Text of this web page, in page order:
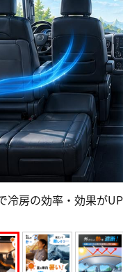
房の効率・効果が